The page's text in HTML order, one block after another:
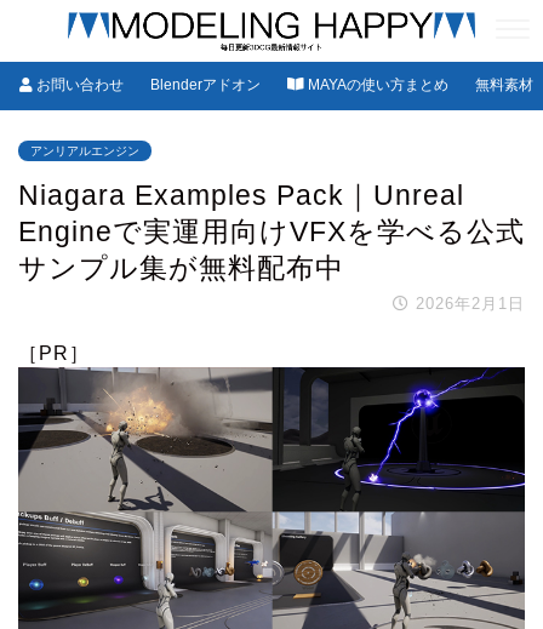
お問い合わせ Blenderアドオン MAYAの使い方まとめ 無料素材
アンリアルエンジン
Niagara Examples Pack｜Unreal
Engineで実運用向けVFXを学べる公式
サンプル集が無料配布中
2026年2月1日
［PR］